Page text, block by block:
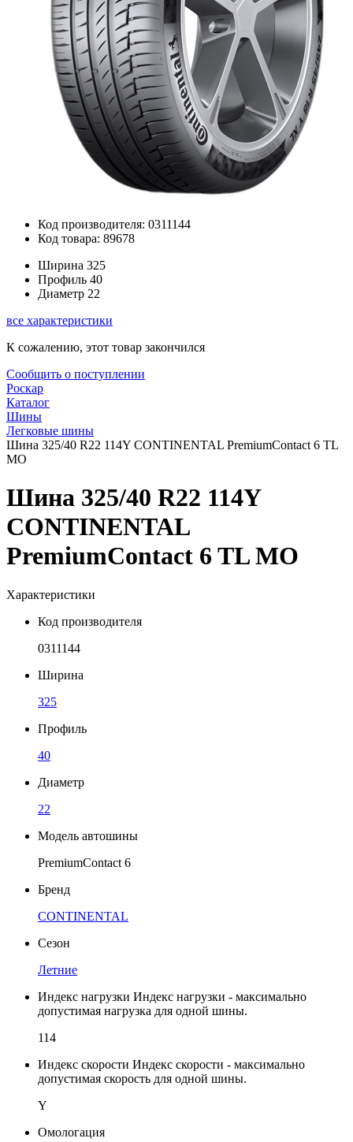
Код производителя: 0311144
Код товара: 89678
Ширина 325
Профиль 40
Диаметр 22
все характеристики
К сожалению, этот товар закончился
Сообщить о поступлении
Роскар
Каталог
Шины
Легковые шины
Шина 325/40 R22 114Y CONTINENTAL PremiumContact 6 TL
MO
Шина 325/40 R22 114Y
CONTINENTAL
PremiumContact 6 TL MO
Характеристики
Код производителя
0311144
Ширина
325
Профиль
40
Диаметр
22
Модель автошины
PremiumContact 6
Бренд
CONTINENTAL
Сезон
Летние
Индекс нагрузки Индекс нагрузки - максимально
допустимая нагрузка для одной шины.
114
Индекс скорости Индекс скорости - максимально
допустимая скорость для одной шины.
Y
Омологация